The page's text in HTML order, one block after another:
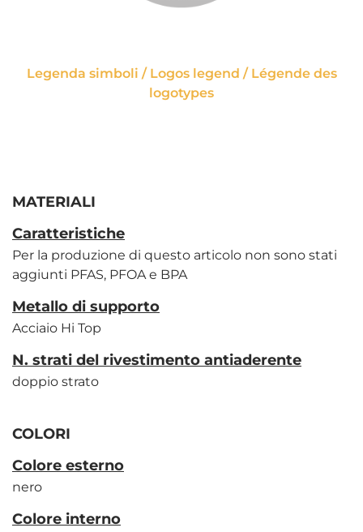
Legenda simboli / Logos legend / Légende des
logotypes
MATERIALI
Caratteristiche
Per la produzione di questo articolo non sono stati
aggiunti PFAS, PFOA e BPA
Metallo di supporto
Acciaio Hi Top
N. strati del rivestimento antiaderente
doppio strato
COLORI
Colore esterno
nero
Colore interno